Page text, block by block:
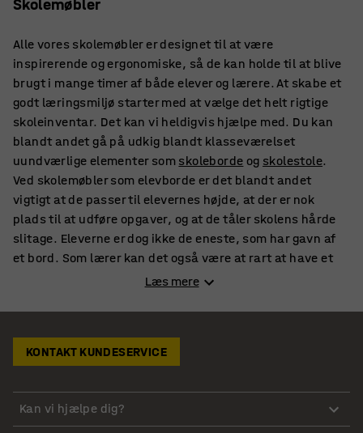
Skolemøbler
Alle vores skolemøbler er designet til at være
inspirerende og ergonomiske, så de kan holde til at blive
brugt i mange timer af både elever og lærere. At skabe et
godt læringsmiljø starter med at vælge det helt rigtige
skoleinventar. Det kan vi heldigvis hjælpe med. Du kan
blandt andet gå på udkig blandt klasseværelset
uundværlige elementer som skoleborde og skolestole.
Ved skolemøbler som elevborde er det blandt andet
vigtigt at de passer til elevernes højde, at der er nok
plads til at udføre opgaver, og at de tåler skolens hårde
slitage. Eleverne er dog ikke de eneste, som har gavn af
et bord. Som lærer kan det også være at rart at have et
bord til papirer, materialer og lignende. En lærers bedste
facilitere undervisningen.
Indretning til skoler
Indret skolens lokaler med lige de skolemøbler og det
skoleinventar, der passer til det læringsmiljø, I ønsker at
Læs mere
KONTAKT KUNDESERVICE
Kan vi hjælpe dig?